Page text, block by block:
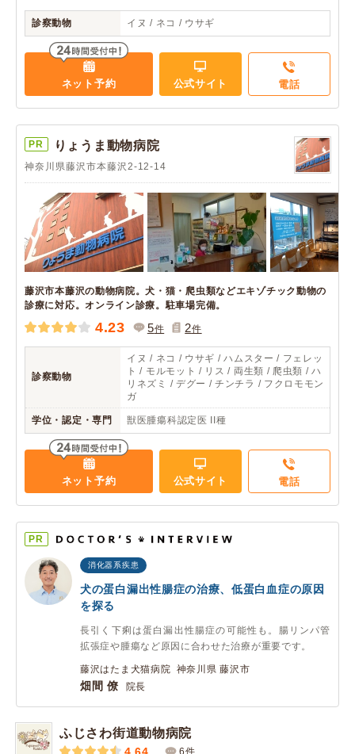
診察動物 イヌ / ネコ / ウサギ
ネット予約 公式サイト 電話
PR りょうま動物病院
神奈川県藤沢市本藤沢2-12-14
藤沢市本藤沢の動物病院。犬・猫・爬虫類などエキゾチック動物の
診療に対応。オンライン診療。駐車場完備。
4.23 5件 2件
診察動物
イヌ / ネコ / ウサギ / ハムスター / フェレッ
ト / モルモット / リス / 両生類 / 爬虫類 / ハ
リネズミ / デグー / チンチラ / フクロモモン
ガ
学位・認定・専門 獣医腫瘍科認定医 II種
ネット予約 公式サイト 電話
PR
消化器系疾患
犬の蛋白漏出性腸症の治療、低蛋白血症の原因
を探る
長引く下痢は蛋白漏出性腸症の可能性も。腸リンパ管
拡張症や腫瘍など原因に合わせた治療が重要です。
藤沢はたま犬猫病院 神奈川県 藤沢市
畑間 僚 院長
ふじさわ街道動物病院
6件